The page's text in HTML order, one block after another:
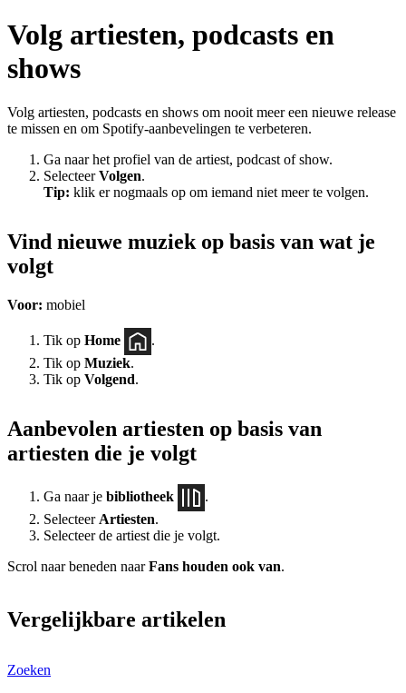
Volg artiesten, podcasts en
shows
Volg artiesten, podcasts en shows om nooit meer een nieuwe release
te missen en om Spotify-aanbevelingen te verbeteren.
Ga naar het profiel van de artiest, podcast of show.
SelecteerVolgen.
Tip: klik er nogmaals op om iemand niet meer te volgen.
Vind nieuwe muziek op basis van wat je
volgt
Voor: mobiel
Tik op Home
.
Tik op Muziek.
Tik op Volgend.
Aanbevolen artiesten op basis van
artiesten die je volgt
Ga naar je bibliotheek
.
Selecteer Artiesten.
Selecteer de artiest die je volgt.
Scrol naar beneden naarFans houden ook van.
Vergelijkbare artikelen
Zoeken